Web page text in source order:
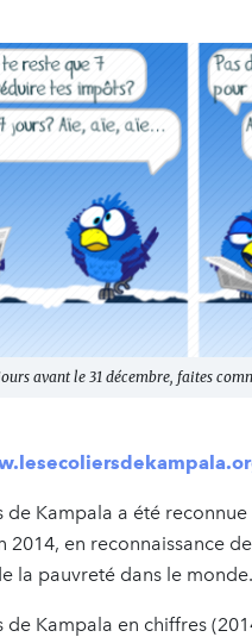
avant le 31 décembre, faites
de Kampala a été
2014, en reconnaissance
la pauvreté dans le monde.
de Kampala en chiffres